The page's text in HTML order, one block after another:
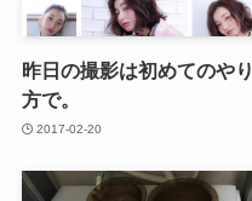
昨日の撮影は初めてのやり
方で。
2017-02-20